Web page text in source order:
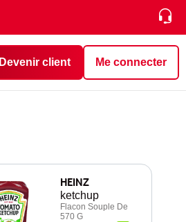
Devenir client Me connecter
HEINZ
ketchup
Flacon Souple De
570 G